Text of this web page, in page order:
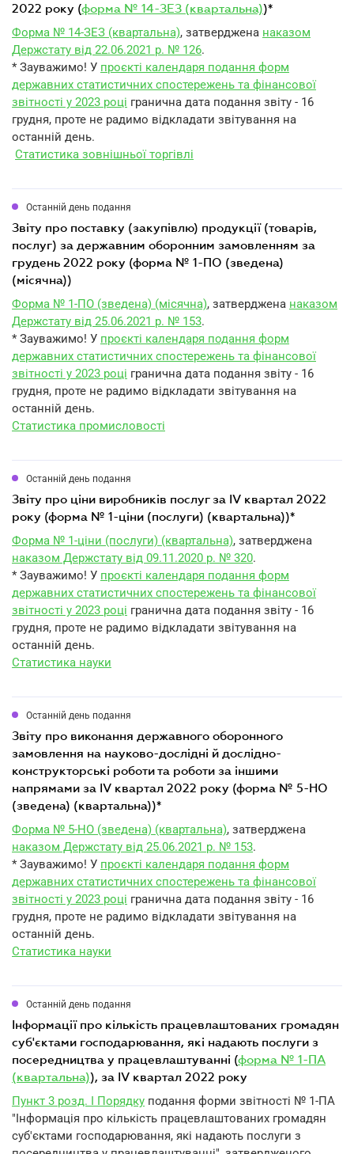
2022 року (форма № 14-ЗЕЗ (квартальна))*
Форма № 14-ЗЕЗ (квартальна), затверджена наказом
Держстату від 22.06.2021 р. № 126.
* Зауважимо! У проєкті календаря подання форм
державних статистичних спостережень та фінансової
звітності у 2023 році гранична дата подання звіту - 16
грудня, проте не радимо відкладати звітування на
останній день.
Статистика зовнішньої торгівлі
Останній день подання
звіту про поставку (закупівлю) продукції (товарів,
послуг) за державним оборонним замовленням за
грудень 2022 року (форма № 1-ПО (зведена)
(місячна))
Форма № 1-ПО (зведена) (місячна), затверджена наказом
Держстату від 25.06.2021 р. № 153.
* Зауважимо! У проєкті календаря подання форм
державних статистичних спостережень та фінансової
звітності у 2023 році гранична дата подання звіту - 16
грудня, проте не радимо відкладати звітування на
останній день.
Статистика промисловості
Останній день подання
звіту про ціни виробників послуг за IV квартал 2022
року (форма № 1-ціни (послуги) (квартальна))*
Форма № 1-ціни (послуги) (квартальна), затверджена
наказом Держстату від 09.11.2020 р. № 320.
* Зауважимо! У проєкті календаря подання форм
державних статистичних спостережень та фінансової
звітності у 2023 році гранична дата подання звіту - 16
грудня, проте не радимо відкладати звітування на
останній день.
Статистика науки
Останній день подання
звіту про виконання державного оборонного
замовлення на науково-дослідні й дослідно-
конструкторські роботи та роботи за іншими
напрямами за IV квартал 2022 року (форма № 5-НО
(зведена) (квартальна))*
Форма № 5-НО (зведена) (квартальна), затверджена
наказом Держстату від 25.06.2021 р. № 153.
* Зауважимо! У проєкті календаря подання форм
державних статистичних спостережень та фінансової
звітності у 2023 році гранична дата подання звіту - 16
грудня, проте не радимо відкладати звітування на
останній день.
Статистика науки
Останній день подання
інформації про кількість працевлаштованих громадян
суб'єктами господарювання, які надають послуги з
посередництва у працевлаштуванні (форма № 1-ПА
(квартальна)), за IV квартал 2022 року
Пункт 3 розд. I Порядку подання форми звітності № 1-ПА
"Інформація про кількість працевлаштованих громадян
суб'єктами господарювання, які надають послуги з